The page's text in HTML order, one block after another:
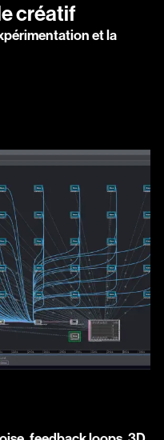
créatif
et la